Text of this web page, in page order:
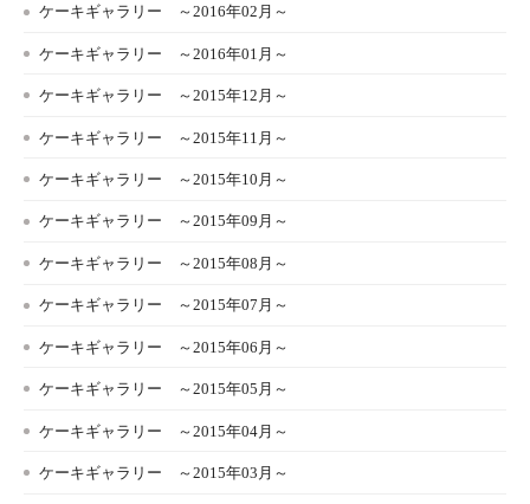
ケーキギャラリー ～2016年02月～
ケーキギャラリー ～2016年01月～
ケーキギャラリー ～2015年12月～
ケーキギャラリー ～2015年11月～
ケーキギャラリー ～2015年10月～
ケーキギャラリー ～2015年09月～
ケーキギャラリー ～2015年08月～
ケーキギャラリー ～2015年07月～
ケーキギャラリー ～2015年06月～
ケーキギャラリー ～2015年05月～
ケーキギャラリー ～2015年04月～
ケーキギャラリー ～2015年03月～